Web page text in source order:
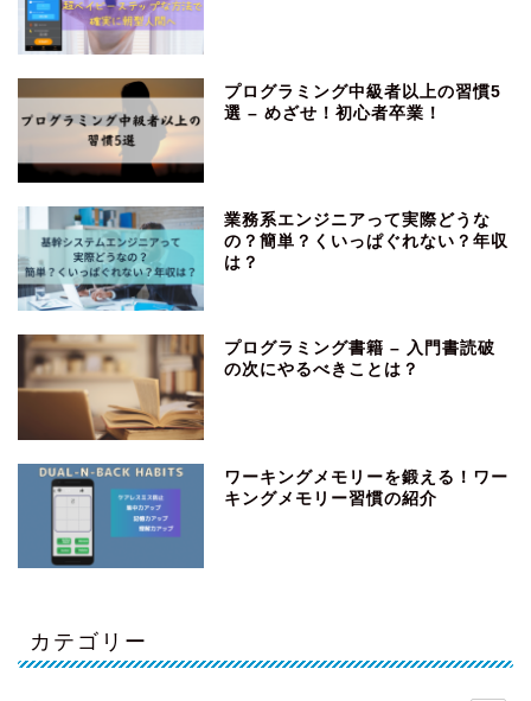
プログラミング中級者以上の習慣5
選 – めざせ！初心者卒業！
業務系エンジニアって実際どうな
の？簡単？くいっぱぐれない？年収
は？
プログラミング書籍 – 入門書読破
の次にやるべきことは？
ワーキングメモリーを鍛える！ワー
キングメモリー習慣の紹介
カテゴリー